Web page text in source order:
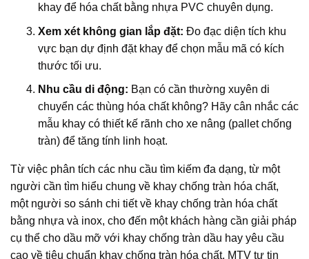
khay để hóa chất bằng nhựa PVC chuyên dụng.
Xem xét không gian lắp đặt: Đo đạc diện tích khu
vực bạn dự định đặt khay để chọn mẫu mã có kích
thước tối ưu.
Nhu cầu di động: Bạn có cần thường xuyên di
chuyển các thùng hóa chất không? Hãy cân nhắc các
mẫu khay có thiết kế rãnh cho xe nâng (pallet chống
tràn) để tăng tính linh hoạt.
Từ việc phân tích các nhu cầu tìm kiếm đa dạng, từ một
người cần tìm hiểu chung về khay chống tràn hóa chất,
một người so sánh chi tiết về khay chống tràn hóa chất
bằng nhựa và inox, cho đến một khách hàng cần giải pháp
cụ thể cho dầu mỡ với khay chống tràn dầu hay yêu cầu
cao về tiêu chuẩn khay chống tràn hóa chất, MTV tự tin